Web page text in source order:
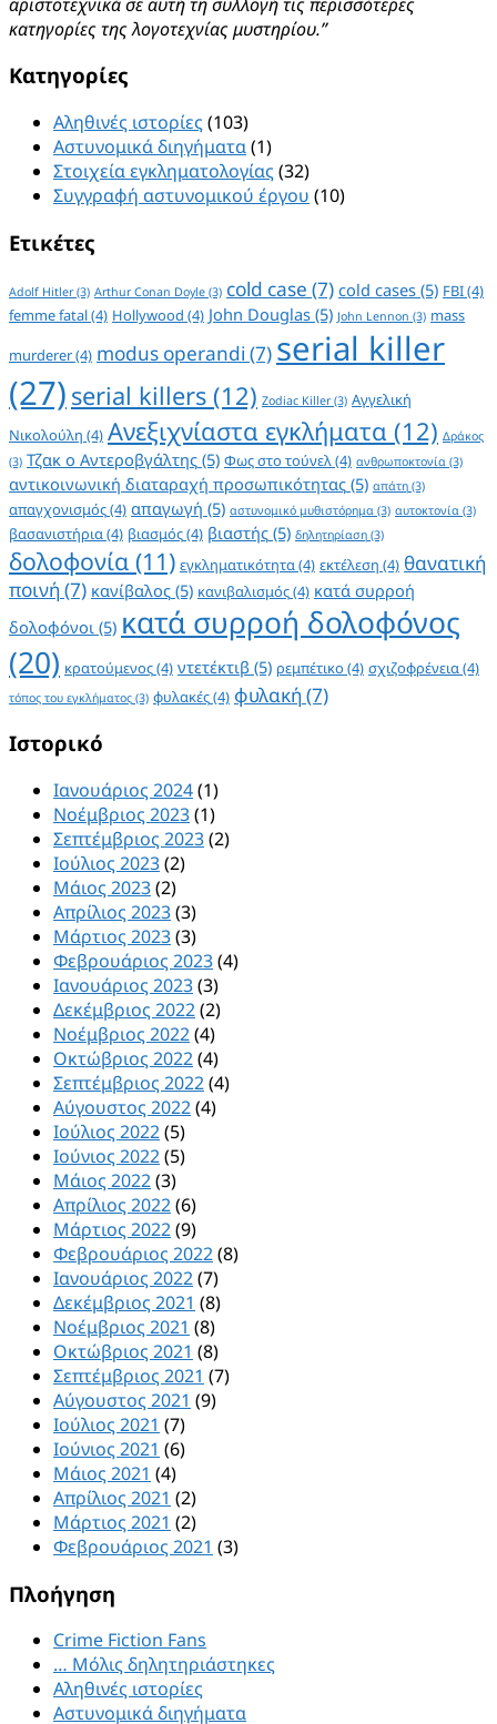
κατηγορίες της λογοτεχνίας μυστηρίου.”
Kατηγορίες
Αληθινές ιστορίες (103)
Αστυνομικά διηγήματα(1)
Στοιχεία εγκληματολογίας (32)
Συγγραφή αστυνομικού έργου (10)
Ετικέτες
Adolf Hitler(3) Arthur Conan Doyle (3) cold case (7) cold cases (5) FBI(4)
femme fatal(4) Hollywood (4) John Douglas (5) John Lennon (3) mass
murderer(4) modus operandi (7) serial killer
(27) serial killers (12) Zodiac Killer(3) Αγγελική
Νικολούλη (4) Ανεξιχνίαστα εγκλήματα (12) Δράκος
(3) Τζακ ο Αντεροβγάλτης (5) Φως στο τούνελ(4) ανθρωποκτονία (3)
αντικοινωνική διαταραχή προσωπικότητας (5) απάτη (3)
απαγχονισμός(4) απαγωγή (5) αστυνομικό μυθιστόρημα (3) αυτοκτονία (3)
βασανιστήρια(4) βιασμός(4) βιαστής (5) δηλητηρίαση (3)
δολοφονία (11) εγκληματικότητα(4) εκτέλεση (4) θανατική
ποινή (7) κανίβαλος (5) κανιβαλισμός(4) κατά συρροή
δολοφόνοι (5) κατά συρροή δολοφόνος
(20) κρατούμενος(4) ντετέκτιβ (5) ρεμπέτικο (4) σχιζοφρένεια(4)
τόπος του εγκλήματος (3) φυλακές(4) φυλακή (7)
Ιστορικό
Ιανουάριος 2024(1)
Νοέμβριος 2023(1)
Σεπτέμβριος 2023(2)
Ιούλιος 2023(2)
Μάιος 2023(2)
Απρίλιος 2023(3)
Μάρτιος 2023(3)
Φεβρουάριος 2023(4)
Ιανουάριος 2023(3)
Δεκέμβριος 2022(2)
Νοέμβριος 2022(4)
Οκτώβριος 2022(4)
Σεπτέμβριος 2022(4)
Αύγουστος 2022(4)
Ιούλιος 2022(5)
Ιούνιος 2022(5)
Μάιος 2022(3)
Απρίλιος 2022(6)
Μάρτιος 2022(9)
Φεβρουάριος 2022(8)
Ιανουάριος 2022(7)
Δεκέμβριος 2021 (8)
Νοέμβριος 2021 (8)
Οκτώβριος 2021 (8)
Σεπτέμβριος 2021 (7)
Αύγουστος 2021 (9)
Ιούλιος 2021 (7)
Ιούνιος 2021 (6)
Μάιος 2021 (4)
Απρίλιος 2021 (2)
Μάρτιος 2021 (2)
Φεβρουάριος 2021 (3)
Πλοήγηση
Crime Fiction Fans
… Μόλις δηλητηριάστηκες
Αληθινές ιστορίες
Αστυνομικά διηγήματα